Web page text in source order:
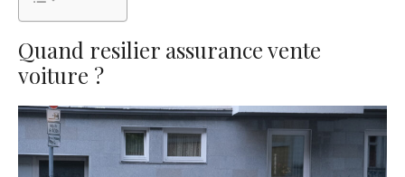
Quand resilier assurance vente
voiture ?